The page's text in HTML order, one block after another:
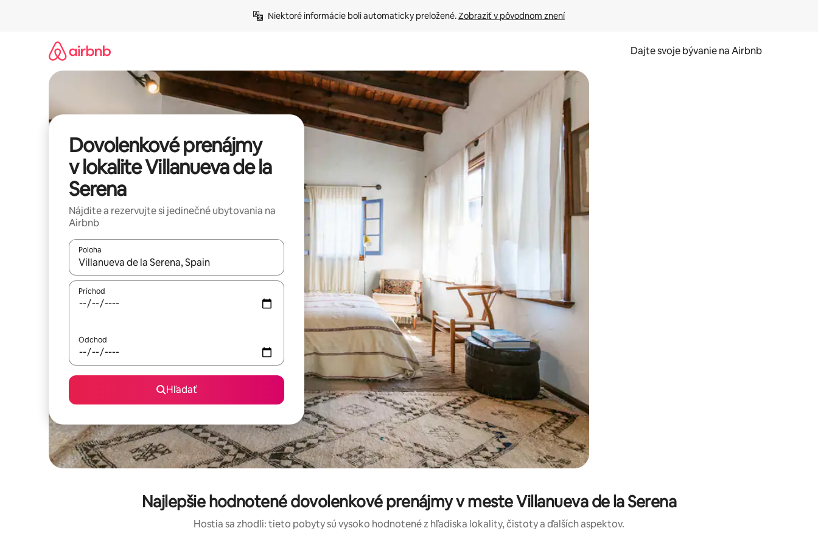
Niektoré informácie boli automaticky preložené. Zobraziť v pôvodnom znení
Dajte svoje bývanie na Airbnb
Dovolenkové prenájmy
v lokalite Villanueva de la
Serena
Nájdite a rezervujte si jedinečné ubytovania na
Airbnb
Poloha
Keď budú výsledky k dispozícii, môžete si ich prechádzať pomocou klávesov so šípkami nahor a nadol alebo ich preskúmať pomocou dotykových gest či potiahnutia prstom.
Príchod
Odchod
Hľadať
Najlepšie hodnotené dovolenkové prenájmy v meste Villanueva de la Serena
Hostia sa zhodli: tieto pobyty sú vysoko hodnotené z hľadiska lokality, čistoty a ďalších aspektov.